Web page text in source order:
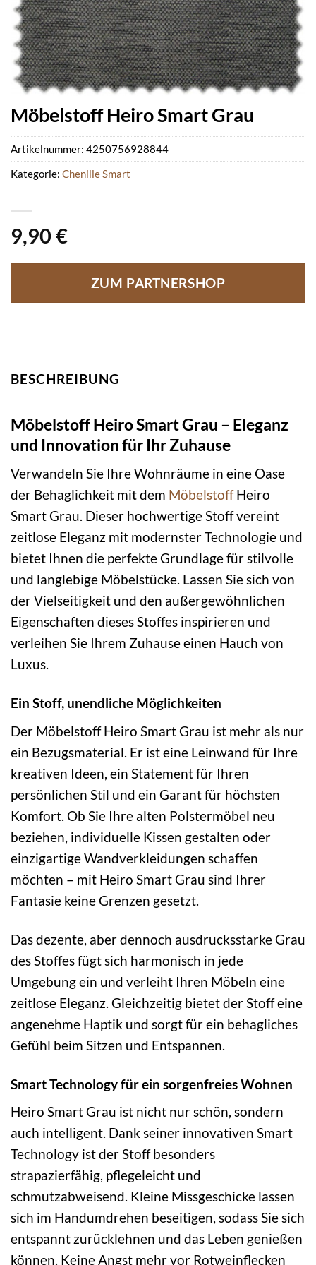
Möbelstoff Heiro Smart Grau
9,90 €
ZUM PARTNERSHOP
Artikelnummer: 4250756928844
Kategorie: Chenille Smart
BESCHREIBUNG
Möbelstoff Heiro Smart Grau – Eleganz
und Innovation für Ihr Zuhause
Verwandeln Sie Ihre Wohnräume in eine Oase
der Behaglichkeit mit dem MöbelstoffHeiro
Smart Grau. Dieser hochwertige Stoff vereint
zeitlose Eleganz mit modernster Technologie und
bietet Ihnen die perfekte Grundlage für stilvolle
und langlebige Möbelstücke. Lassen Sie sich von
der Vielseitigkeit und den außergewöhnlichen
Eigenschaften dieses Stoffes inspirieren und
verleihen Sie Ihrem Zuhause einen Hauch von
Luxus.
Ein Stoff, unendliche Möglichkeiten
Der Möbelstoff Heiro Smart Grau ist mehr als nur
ein Bezugsmaterial. Er ist eine Leinwand für Ihre
kreativen Ideen, ein Statement für Ihren
persönlichen Stil und ein Garant für höchsten
Komfort. Ob Sie Ihre alten Polstermöbel neu
beziehen, individuelle Kissen gestalten oder
einzigartige Wandverkleidungen schaffen
möchten – mit Heiro Smart Grau sind Ihrer
Fantasie keine Grenzen gesetzt.
Das dezente, aber dennoch ausdrucksstarke Grau
des Stoffes fügt sich harmonisch in jede
Umgebung ein und verleiht Ihren Möbeln eine
zeitlose Eleganz. Gleichzeitig bietet der Stoff eine
angenehme Haptik und sorgt für ein behagliches
Gefühl beim Sitzen und Entspannen.
Smart Technology für ein sorgenfreies Wohnen
Heiro Smart Grau ist nicht nur schön, sondern
auch intelligent. Dank seiner innovativen Smart
Technology ist der Stoff besonders
strapazierfähig, pflegeleicht und
schmutzabweisend. Kleine Missgeschicke lassen
sich im Handumdrehen beseitigen, sodass Sie sich
entspannt zurücklehnen und das Leben genießen
können. Keine Angst mehr vor Rotweinflecken